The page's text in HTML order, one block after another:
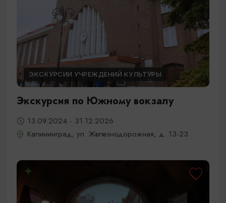
ЭКСКУРСИИ УЧРЕЖДЕНИЙ КУЛЬТУРЫ
Экскурсия по Южному вокзалу
13.09.2024 - 31.12.2026
Калининград, ул. Железнодорожная, д. 13-23